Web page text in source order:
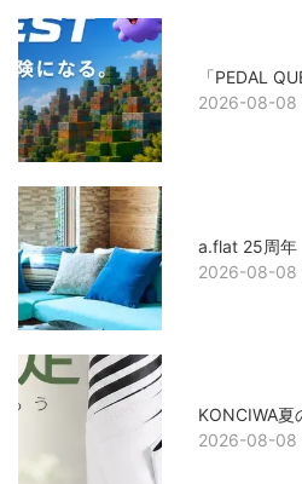
「PEDAL
2026-08-08
a.flat 25周年
2026-08-08
KONCIWA夏
2026-08-08